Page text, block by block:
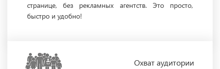
странице, без рекламных агентств. Это просто,
быстро и удобно!
Охватаудитории